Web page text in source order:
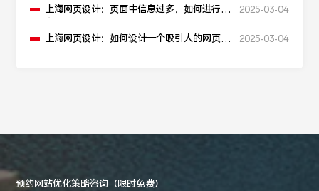
上海网页设计：页面中信息过多，如何进行信
2025-03-04
上海网页设计：如何设计一个吸引人的网页加
2025-03-04
预约网站优化策略咨询（限时免费）